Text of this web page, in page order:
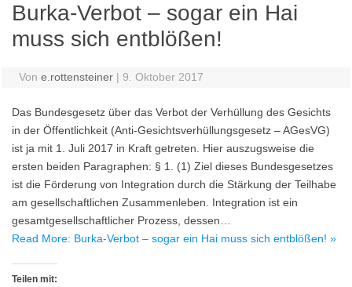
Burka-Verbot – sogar ein Hai
muss sich entblößen!
Vone.rottensteiner | 9. Oktober 2017
Das Bundesgesetz über das Verbot der Verhüllung des Gesichts
in der Öffentlichkeit (Anti-Gesichtsverhüllungsgesetz – AGesVG)
ist ja mit 1. Juli 2017 in Kraft getreten. Hier auszugsweise die
ersten beiden Paragraphen: § 1. (1) Ziel dieses Bundesgesetzes
ist die Förderung von Integration durch die Stärkung der Teilhabe
am gesellschaftlichen Zusammenleben. Integration ist ein
gesamtgesellschaftlicher Prozess, dessen…
Read More: Burka-Verbot – sogar ein Hai muss sich entblößen! »
Teilen mit: